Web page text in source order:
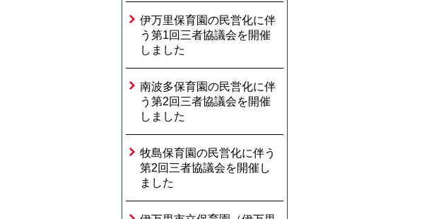
伊万里保育園の民営化に伴
う第1回三者協議会を開催
しました
南波多保育園の民営化に伴
う第2回三者協議会を開催
しました
牧島保育園の民営化に伴う
第2回三者協議会を開催し
ました